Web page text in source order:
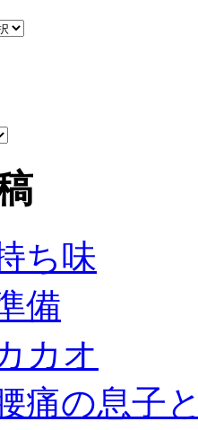
ち味
備
カオ
痛の息子